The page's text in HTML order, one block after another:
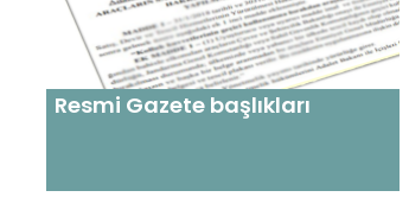
Resmi Gazete başlıkları